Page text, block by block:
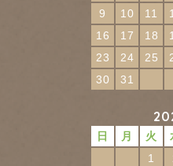
9
10 11
16
17 18
23
24 25
30
31
日 月 火
1